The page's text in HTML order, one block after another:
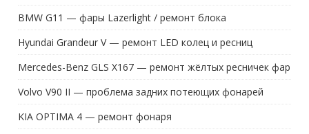
BMW G11 — фары Lazerlight / ремонт блока
Hyundai Grandeur V — ремонт LED колец и ресниц
Mercedes-Benz GLS X167 — ремонт жёлтых ресничек фар
Volvo V90 II — проблема задних потеющих фонарей
KIA OPTIMA 4 — ремонт фонаря